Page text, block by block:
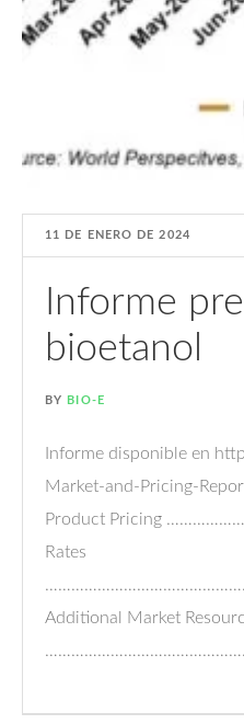
11 DE ENERO DE 2024
Informe
bioetanol
BY BIO-E
Informe disponible en
Market-and-Pricing-
Product Pricing
Rates
Additional Market